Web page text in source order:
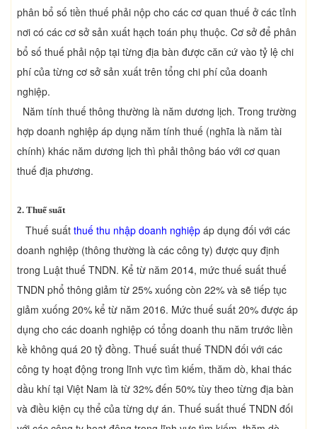
phân bổ số tiền thuế phải nộp cho các cơ quan thuế ở các tỉnh
nơi có các cơ sở sản xuất hạch toán phụ thuộc. Cơ sở để phân
bổ số thuế phải nộp tại từng địa bàn được căn cứ vào tỷ lệ chi
phí của từng cơ sở sản xuất trên tổng chi phí của doanh
nghiệp.
Năm tính thuế thông thường là năm dương lịch. Trong trường
hợp doanh nghiệp áp dụng năm tính thuế (nghĩa là năm tài
chính) khác năm dương lịch thì phải thông báo với cơ quan
thuế địa phương.
2. Thuế suất
Thuế suất thuế thu nhập doanh nghiệp áp dụng đối với các
doanh nghiệp (thông thường là các công ty) được quy định
trong Luật thuế TNDN. Kể từ năm 2014, mức thuế suất thuế
TNDN phổ thông giảm từ 25% xuống còn 22% và sẽ tiếp tục
giảm xuống 20% kể từ năm 2016. Mức thuế suất 20% được áp
dụng cho các doanh nghiệp có tổng doanh thu năm trước liền
kề không quá 20 tỷ đồng. Thuế suất thuế TNDN đối với các
công ty hoạt động trong lĩnh vực tìm kiếm, thăm dò, khai thác
dầu khí tại Việt Nam là từ 32% đến 50% tùy theo từng địa bàn
và điều kiện cụ thể của từng dự án. Thuế suất thuế TNDN đối